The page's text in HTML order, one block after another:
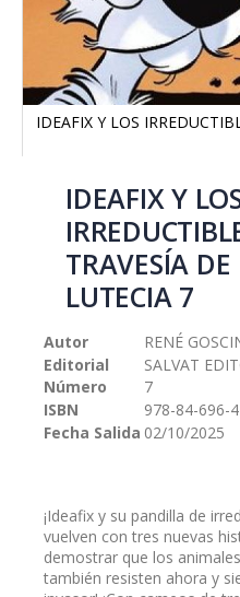
IDEAFIX Y LOS
comienzo
imágenes
IDEAFIX Y
TRAVESÍA DE
LUTECIA 7
Autor
RENÉ
Editorial
SALVAT
Número
7
ISBN
978-84-696-
Fecha Salida 02/10/2025
¡Ideafix y su pandilla de
vuelven con tres nuevas
demostrar que los
también resisten ahora y